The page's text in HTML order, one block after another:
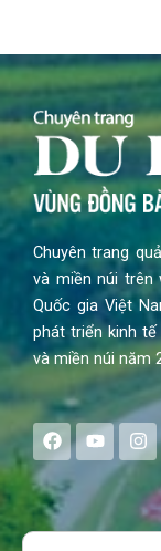
Chuyên trang
và miền núi trên
Quốc gia Việt
phát triển kinh
và miền núi năm
F
a
c
e
b
o
Y
o
u
t
u
b
I
n
s
a
g
Search